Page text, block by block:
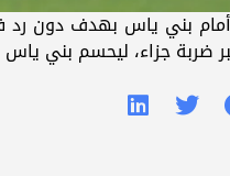
بني ياس بهدف دون رد
ضربة جزاء، ليحسم بني ياس